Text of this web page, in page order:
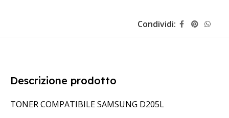
Condividi:
Descrizione prodotto
TONER COMPATIBILE SAMSUNG D205L